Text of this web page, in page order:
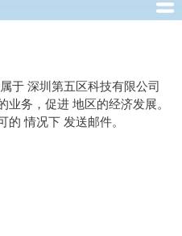
于 深圳第五区科技有限公司
务，促进 地区的经济发展。
情况下 发送邮件。